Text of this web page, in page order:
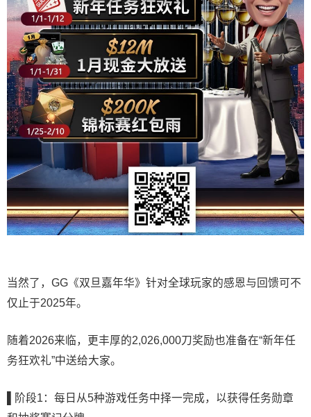
当然了，GG《双旦嘉年华》针对全球玩家的感恩与回馈可不
仅止于2025年。
随着2026来临，更丰厚的2,026,000刀奖励也准备在“新年任
务狂欢礼”中送给大家。
阶段1：每日从5种游戏任务中择一完成，以获得任务勋章